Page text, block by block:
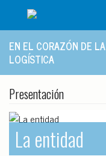
EN EL CORAZÓN DE LA
LOGÍSTICA
Presentación
La entidad